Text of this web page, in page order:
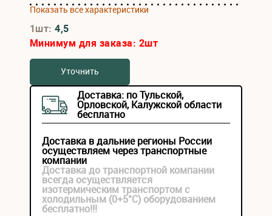
Показать все характеристики
1шт:4,5
Минимум для заказа: 2шт
Уточнить
Доставка: по Тульской,
Орловской, Калужской области
бесплатно
Доставка в дальние регионы России
осуществляем через транспортные
компании
Доставка до транспортной компании
всегда осуществляется
изотермическим транспортом с
холодильным (0+5°С) оборудованием
бесплатно!!!